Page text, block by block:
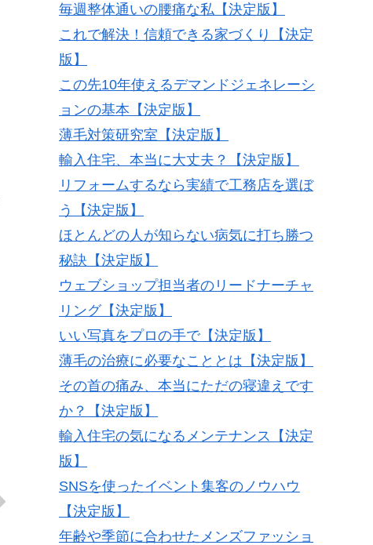
毎週整体通いの腰痛な私【決定版】
これで解決！信頼できる家づくり【決定
版】
この先10年使えるデマンドジェネレーシ
ョンの基本【決定版】
薄毛対策研究室【決定版】
輸入住宅、本当に大丈夫？【決定版】
リフォームするなら実績で工務店を選ぼ
う【決定版】
ほとんどの人が知らない病気に打ち勝つ
秘訣【決定版】
ウェブショップ担当者のリードナーチャ
リング【決定版】
いい写真をプロの手で【決定版】
薄毛の治療に必要なこととは【決定版】
その首の痛み、本当にただの寝違えです
か？【決定版】
輸入住宅の気になるメンテナンス【決定
版】
SNSを使ったイベント集客のノウハウ
【決定版】
年齢や季節に合わせたメンズファッショ